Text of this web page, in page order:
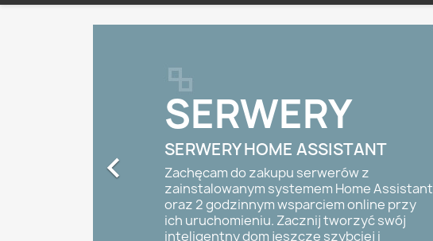
SERWERY
SERWERY HOME ASSISTANT
Zachęcam do zakupu serwerów z
zainstalowanym systemem Home Assistant
oraz 2 godzinnym wsparciem online przy
ich uruchomieniu. Zacznij tworzyć swój
inteligentny dom jeszcze szybciej i
